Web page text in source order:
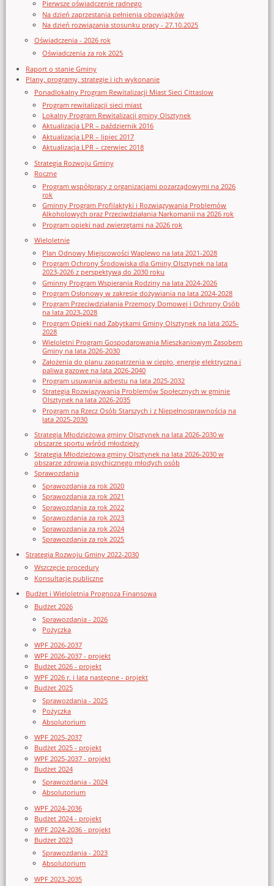
Pierwsze oświadczenie radnego
Na dzień zaprzestania pełnienia obowiązków
Na dzień rozwiązania stosunku pracy - 27.10.2025
Oświadczenia - 2026 rok
Oświadczenia za rok 2025
Raport o stanie Gminy
Plany, programy, strategie i ich wykonanie
Ponadlokalny Program Rewitalizacji Miast Sieci Cittaslow
Program rewitalizacji sieci miast
Lokalny Program Rewitalizacji gminy Olsztynek
Aktualizacja LPR – październik 2016
Aktualizacja LPR – lipiec 2017
Aktualizacja LPR – czerwiec 2018
Strategia Rozwoju Gminy
Roczne
Program współpracy z organizacjami pozarządowymi na 2026
rok
Gminny Program Profilaktyki i Rozwiązywania Problemów
Alkoholowych oraz Przeciwdziałania Narkomanii na 2026 rok
Program opieki nad zwierzętami na 2026 rok
Wieloletnie
Plan Odnowy Miejscowości Waplewo na lata 2021-2028
Program Ochrony Środowiska dla Gminy Olsztynek na lata
2023-2026 z perspektywą do 2030 roku
Gminny Program Wspierania Rodziny na lata 2024-2026
Program Osłonowy w zakresie dożywiania na lata 2024-2028
Program Przeciwdziałania Przemocy Domowej i Ochrony Osób
na lata 2023-2028
Program Opieki nad Zabytkami Gminy Olsztynek na lata 2025-
2028
Wieloletni Program Gospodarowania Mieszkaniowym Zasobem
Gminy na lata 2026-2030
Założenia do planu zaopatrzenia w ciepło, energię elektryczna i
paliwa gazowe na lata 2026-2040
Program usuwania azbestu na lata 2025-2032
Strategia Rozwiązywania Problemów Społecznych w gminie
Olsztynek na lata 2026-2035
Program na Rzecz Osób Starszych i z Niepełnosprawnością na
lata 2025-2030
Strategia Młodzieżowa gminy Olsztynek na lata 2026-2030 w
obszarze sportu wśród młodzieży
Strategia Młodzieżowa gminy Olsztynek na lata 2026-2030 w
obszarze zdrowia psychicznego młodych osób
Sprawozdania
Sprawozdania za rok 2020
Sprawozdania za rok 2021
Sprawozdania za rok 2022
Sprawozdania za rok 2023
Sprawozdania za rok 2024
Sprawozdania za rok 2025
Strategia Rozwoju Gminy 2022-2030
Wszczęcie procedury
Konsultacje publiczne
Budżet i Wieloletnia Prognoza Finansowa
Budżet 2026
Sprawozdania - 2026
Pożyczka
WPF 2026-2037
WPF 2026-2037 - projekt
Budżet 2026 - projekt
WPF 2026 r. i lata następne - projekt
Budżet 2025
Sprawozdania - 2025
Pożyczka
Absolutorium
WPF 2025-2037
Budżet 2025 - projekt
WPF 2025-2037 - projekt
Budżet 2024
Sprawozdania - 2024
Absolutorium
WPF 2024-2036
Budżet 2024 - projekt
WPF 2024-2036 - projekt
Budżet 2023
Sprawozdania - 2023
Absolutorium
WPF 2023-2035